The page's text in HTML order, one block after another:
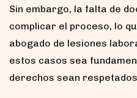
Sin embargo, la falta de
complicar el proceso, lo
abogado de lesiones
estos casos sea
derechos sean